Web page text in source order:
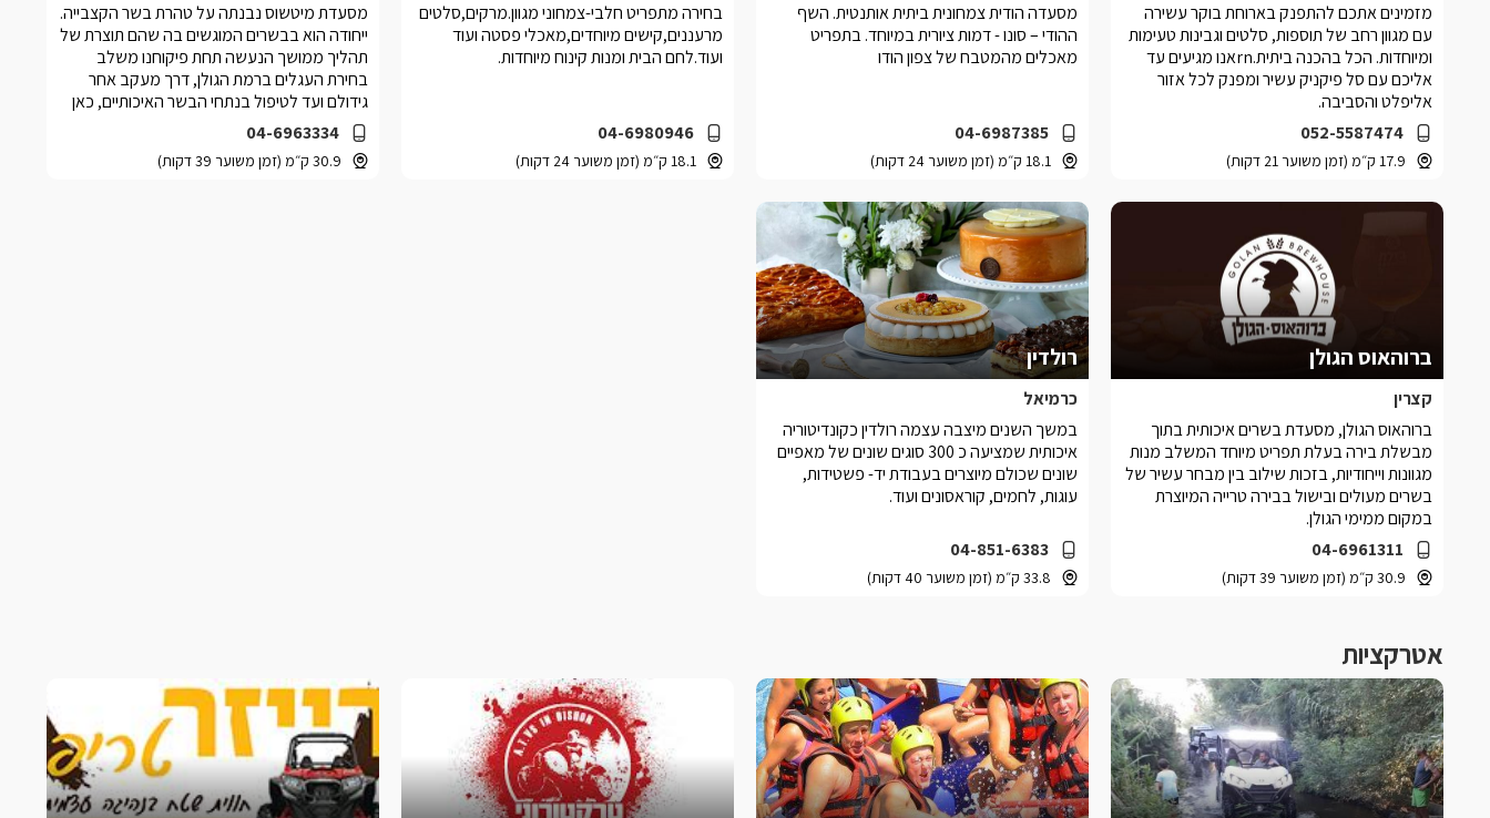
052-5587474
17.9 ק״מ (זמן משוער 21 דקות)
מזמינים אתכם להתפנק בארוחת בוקר עשירה
עם מגוון רחב של תוספות, סלטים וגבינות טעימות
ומיוחדות. הכל בהכנה ביתית.rnאנו מגיעים עד
אליכם עם סל פיקניק עשיר ומפנק לכל אזור
אליפלט והסביבה.
04-6987385
18.1 ק״מ (זמן משוער 24 דקות)
מסעדה הודית צמחונית ביתית אותנטית. השף
ההודי – סונו - דמות ציורית במיוחד. בתפריט
מאכלים מהמטבח של צפון הודו
04-6980946
18.1 ק״מ (זמן משוער 24 דקות)
בחירה מתפריט חלבי-צמחוני מגוון.מרקים,סלטים
מרעננים,קישים מיוחדים,מאכלי פסטה ועוד
ועוד.לחם הבית ומנות קינוח מיוחדות.
04-6963334
30.9 ק״מ (זמן משוער 39 דקות)
מסעדת מיטשוס נבנתה על טהרת בשר הקצבייה.
ייחודה הוא בבשרים המוגשים בה שהם תוצרת של
תהליך ממושך הנעשה תחת פיקוחנו משלב
בחירת העגלים ברמת הגולן, דרך מעקב אחר
גידולם ועד לטיפול בנתחי הבשר האיכותיים, כאן
בקצביית מיטשוס
ברוהאוס הגולן
קצרין
04-6961311
30.9 ק״מ (זמן משוער 39 דקות)
ברוהאוס הגולן, מסעדת בשרים איכותית בתוך
מבשלת בירה בעלת תפריט מיוחד המשלב מנות
מגוונות וייחודיות, בזכות שילוב בין מבחר עשיר של
בשרים מעולים ובישול בבירה טרייה המיוצרת
במקום ממימי הגולן.
רולדין
כרמיאל
04-851-6383
33.8 ק״מ (זמן משוער 40 דקות)
במשך השנים מיצבה עצמה רולדין כקונדיטוריה
איכותית שמציעה כ 300 סוגים שונים של מאפיים
שונים שכולם מיוצרים בעבודת יד- פשטידות,
עוגות, לחמים, קוראסונים ועוד.
אטרקציות